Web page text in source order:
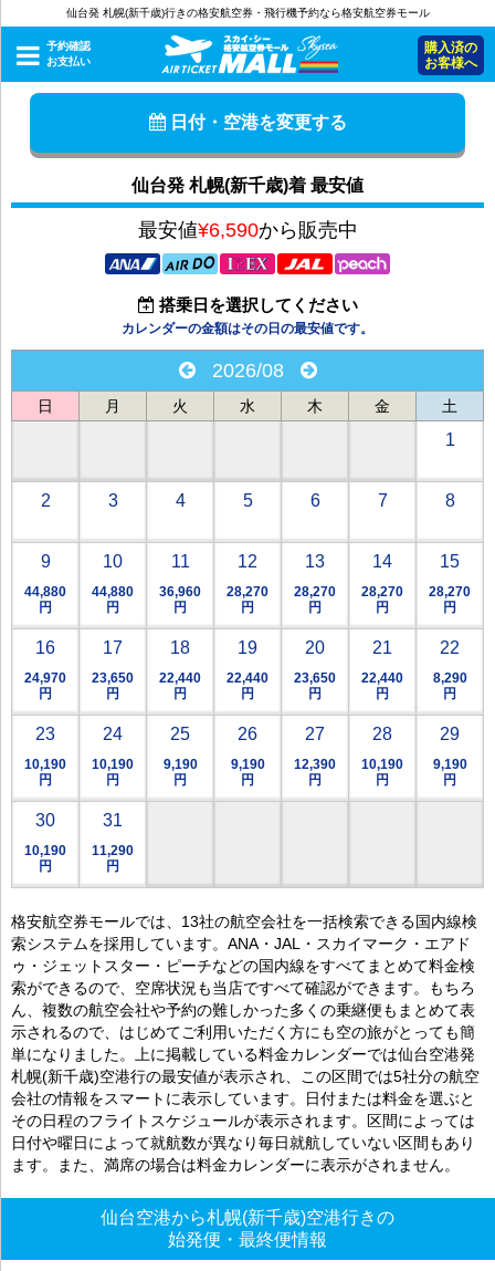
仙台発 札幌(新千歳)行きの格安航空券・飛行機予約なら格安航空券モール
予約確認
お支払い
購入済の
お客様へ
日付・空港を変更する
仙台発 札幌(新千歳)着 最安値
最安値¥6,590から販売中
搭乗日を選択してください
カレンダーの金額はその日の最安値です。
2026/08
日 月 火 水 木 金 土
1
2 3 4 5 6 7 8
9
44,880
円
10
44,880
円
11
36,960
円
12
28,270
円
13
28,270
円
14
28,270
円
15
28,270
円
16
24,970
円
17
23,650
円
18
22,440
円
19
22,440
円
20
23,650
円
21
22,440
円
22
8,290
円
23
10,190
円
24
10,190
円
25
9,190
円
26
9,190
円
27
12,390
円
28
10,190
円
29
9,190
円
30
10,190
円
31
11,290
円
格安航空券モールでは、13社の航空会社を一括検索できる国内線検
索システムを採用しています。ANA・JAL・スカイマーク・エアド
ゥ・ジェットスター・ピーチなどの国内線をすべてまとめて料金検
索ができるので、空席状況も当店ですべて確認ができます。もちろ
ん、複数の航空会社や予約の難しかった多くの乗継便もまとめて表
示されるので、はじめてご利用いただく方にも空の旅がとっても簡
単になりました。上に掲載している料金カレンダーでは仙台空港発
札幌(新千歳)空港行の最安値が表示され、この区間では5社分の航空
会社の情報をスマートに表示しています。日付または料金を選ぶと
その日程のフライトスケジュールが表示されます。区間によっては
日付や曜日によって就航数が異なり毎日就航していない区間もあり
ます。また、満席の場合は料金カレンダーに表示がされません。
仙台空港から札幌(新千歳)空港行きの
始発便・最終便情報